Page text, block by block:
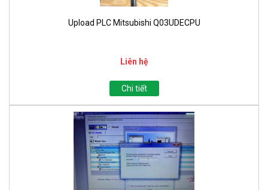
Upload PLC Mitsubishi Q03UDECPU
Liên hệ
Chi tiết